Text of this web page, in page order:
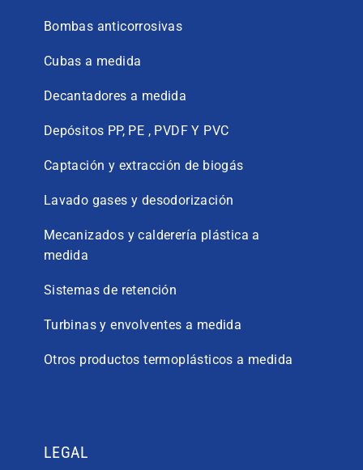
Bombas anticorrosivas
Cubas a medida
Decantadores a medida
Depósitos PP, PE , PVDF Y PVC
Captación y extracción de biogás
Lavado gases y desodorización
Mecanizados y calderería plástica a
medida
Sistemas de retención
Turbinas y envolventes a medida
Otros productos termoplásticos a medida
LEGAL